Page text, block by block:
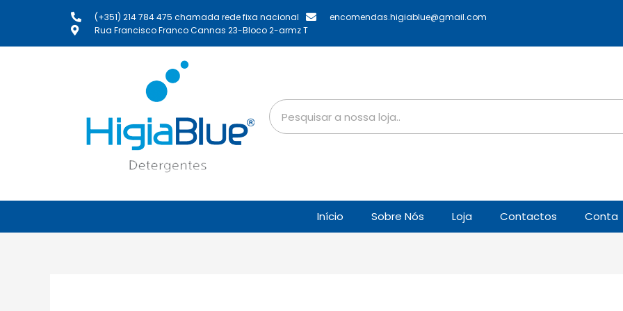
(+351) 214 784 475 chamada rede fixa nacional
encomendas.higiablue@gmail.com
Rua Francisco Franco Cannas 23-Bloco 2-armz T
Início Sobre Nós Loja Contactos Conta